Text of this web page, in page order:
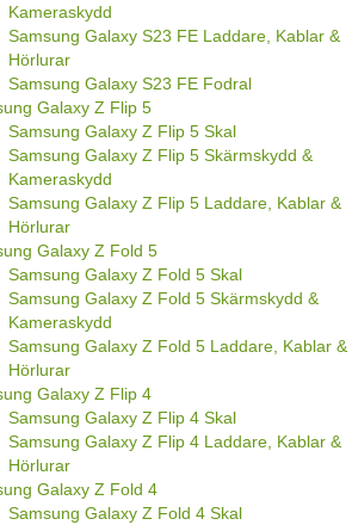
Kameraskydd
Samsung Galaxy S23 FE Laddare, Kablar &
Hörlurar
Samsung Galaxy S23 FE Fodral
Galaxy Z Flip 5
Samsung Galaxy Z Flip 5 Skal
Samsung Galaxy Z Flip 5 Skärmskydd &
Kameraskydd
Samsung Galaxy Z Flip 5 Laddare, Kablar &
Hörlurar
Galaxy Z Fold 5
Samsung Galaxy Z Fold 5 Skal
Samsung Galaxy Z Fold 5 Skärmskydd &
Kameraskydd
Samsung Galaxy Z Fold 5 Laddare, Kablar &
Hörlurar
Galaxy Z Flip 4
Samsung Galaxy Z Flip 4 Skal
Samsung Galaxy Z Flip 4 Laddare, Kablar &
Hörlurar
Galaxy Z Fold 4
Samsung Galaxy Z Fold 4 Skal